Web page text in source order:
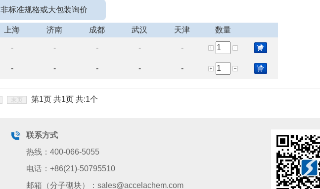
非标准规格或大包装询价
上海 济南 成都 武汉 天津 数量
- - - - -
- - - - -
末页 第1页 共1页 共:1个
联系方式
热线：400-066-5055
电话：+86(21)-50795510
邮箱（分子砌块）：sales@accelachem.com